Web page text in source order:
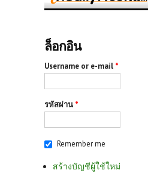
ล็อกอิน
Username or e-mail *
รหัสผ่าน *
Remember me
สร้างบัญชีผู้ใช้ใหม่